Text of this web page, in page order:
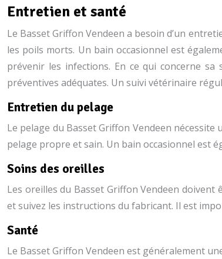
Entretien et santé
Le Basset Griffon Vendeen a besoin d’un
les poils morts. Un bain occasionnel est
prévenir les infections. En ce qui concerne
préventives adéquates. Un suivi vétérinaire
Entretien du pelage
Le pelage du Basset Griffon Vendeen
pelage propre et sain. Un bain occasionnel est
Soins des oreilles
Les oreilles du Basset Griffon Vendeen
et suivez les instructions du fabricant. Il est
Santé
Le Basset Griffon Vendeen est généralement